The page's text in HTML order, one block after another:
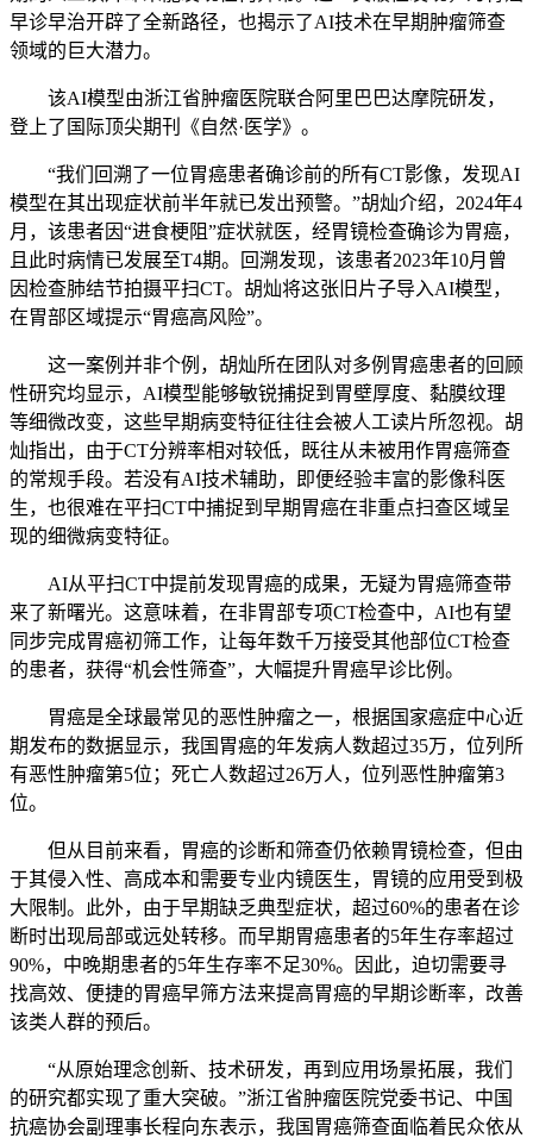
早诊早治开辟了全新路径，也揭示了AI技术在早期肿瘤筛查
领域的巨大潜力。
该AI模型由浙江省肿瘤医院联合阿里巴巴达摩院研发，
登上了国际顶尖期刊《自然·医学》。
“我们回溯了一位胃癌患者确诊前的所有CT影像，发现AI
模型在其出现症状前半年就已发出预警。”胡灿介绍，2024年4
月，该患者因“进食梗阻”症状就医，经胃镜检查确诊为胃癌，
且此时病情已发展至T4期。回溯发现，该患者2023年10月曾
因检查肺结节拍摄平扫CT。胡灿将这张旧片子导入AI模型，
在胃部区域提示“胃癌高风险”。
这一案例并非个例，胡灿所在团队对多例胃癌患者的回顾
性研究均显示，AI模型能够敏锐捕捉到胃壁厚度、黏膜纹理
等细微改变，这些早期病变特征往往会被人工读片所忽视。胡
灿指出，由于CT分辨率相对较低，既往从未被用作胃癌筛查
的常规手段。若没有AI技术辅助，即便经验丰富的影像科医
生，也很难在平扫CT中捕捉到早期胃癌在非重点扫查区域呈
现的细微病变特征。
AI从平扫CT中提前发现胃癌的成果，无疑为胃癌筛查带
来了新曙光。这意味着，在非胃部专项CT检查中，AI也有望
同步完成胃癌初筛工作，让每年数千万接受其他部位CT检查
的患者，获得“机会性筛查”，大幅提升胃癌早诊比例。
胃癌是全球最常见的恶性肿瘤之一，根据国家癌症中心近
期发布的数据显示，我国胃癌的年发病人数超过35万，位列所
有恶性肿瘤第5位；死亡人数超过26万人，位列恶性肿瘤第3
位。
但从目前来看，胃癌的诊断和筛查仍依赖胃镜检查，但由
于其侵入性、高成本和需要专业内镜医生，胃镜的应用受到极
大限制。此外，由于早期缺乏典型症状，超过60%的患者在诊
断时出现局部或远处转移。而早期胃癌患者的5年生存率超过
90%，中晚期患者的5年生存率不足30%。因此，迫切需要寻
找高效、便捷的胃癌早筛方法来提高胃癌的早期诊断率，改善
该类人群的预后。
“从原始理念创新、技术研发，再到应用场景拓展，我们
的研究都实现了重大突破。”浙江省肿瘤医院党委书记、中国
抗癌协会副理事长程向东表示，我国胃癌筛查面临着民众依从